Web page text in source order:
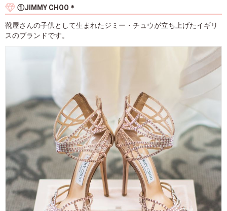
①JIMMY CHOO＊
靴屋さんの子供として生まれたジミー・チュウが立ち上げたイギリ
スのブランドです。